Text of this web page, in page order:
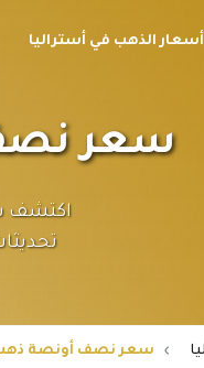
أسعار الذهب في أستراليا
سعر نصف
سعر نصف أونصة ذهب عيار 24 في